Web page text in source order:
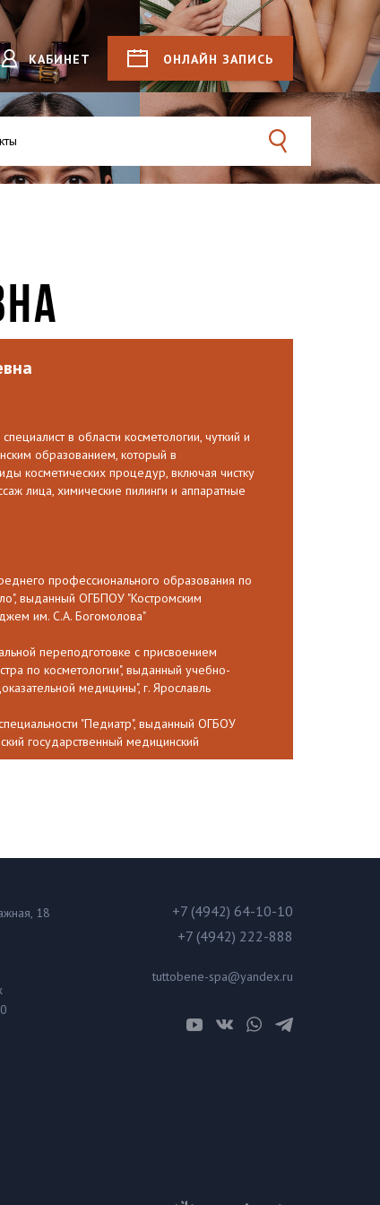
КАБИНЕТ ОНЛАЙН ЗАПИСЬ
Поиск
в области косметологии, чуткий и
образованием, который в
косметических процедур, включая чистку
лица, химические пилинги и аппаратные
профессионального образования по
выданный ОГБПОУ "Костромским
им. С.А. Богомолова"
переподготовке с присвоением
по косметологии", выданный учебно-
медицины", г. Ярославль
"Педиатр", выданный ОГБОУ
государственный медицинский
18
+7 (4942) 64-10-10
+7 (4942) 222-888
tuttobene-spa@yandex.ru